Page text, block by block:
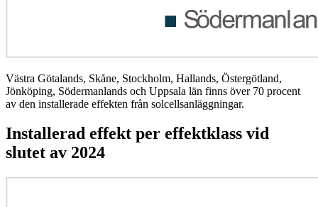
Västra Götalands, Skåne, Stockholm, Hallands, Östergötland,
Jönköping, Södermanlands och Uppsala län finns över 70 procent
av den installerade effekten från solcellsanläggningar.
Installerad effekt per effektklass vid
slutet av 2024